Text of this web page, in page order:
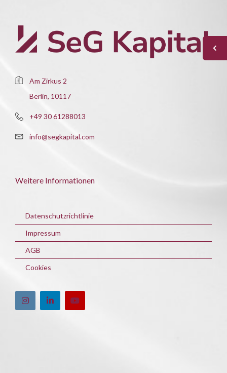
Am Zirkus 2
Berlin, 10117
+49 30 61288013
info@segkapital.com
Weitere Informationen
Datenschutzrichtlinie
Impressum
AGB
Cookies